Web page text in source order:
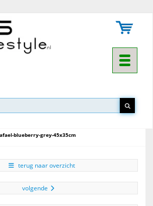
Toggle
blueberry-grey-45x35cm
terug naar overzicht
volgende